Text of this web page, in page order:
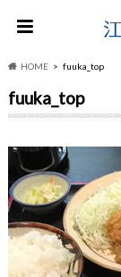
HOME fuuka_top
fuuka_top